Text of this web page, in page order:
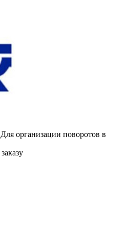
Для организации поворотов в